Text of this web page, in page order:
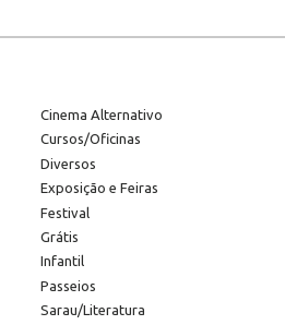
Cinema Alternativo
Cursos/Oficinas
Diversos
Exposição e Feiras
Festival
Grátis
Infantil
Passeios
Sarau/Literatura